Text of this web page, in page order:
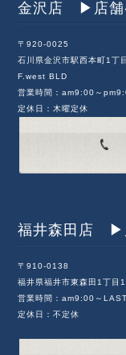
金沢店 ▶︎店舗
〒920-0025
石川県金沢市駅西本町1丁
F.west BLD
営業時間：am9:00～
定休日：木曜定休
福井森田店 ▶︎
〒910-0138
福井県福井市東森田1丁目
営業時間：am9:00～LAST
定休日：不定休